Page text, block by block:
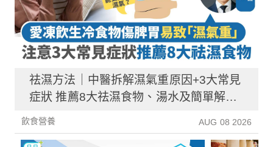
祛濕方法｜中醫拆解濕氣重原因+3大常見
症狀 推薦8大祛濕食物、湯水及簡單解決
方法！
飲食營養 AUG 08 2026